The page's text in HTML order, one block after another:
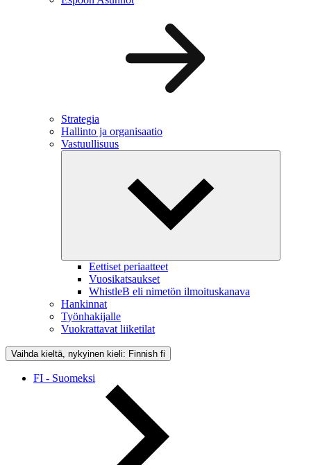
Strategia
Hallinto ja organisaatio
Vastuullisuus
Eettiset periaatteet
Vuosikatsaukset
WhistleB eli nimetön ilmoituskanava
Hankinnat
Työnhakijalle
Vuokrattavat liiketilat
Vaihda kieltä, nykyinen kieli: Finnish fi
FI - Suomeksi